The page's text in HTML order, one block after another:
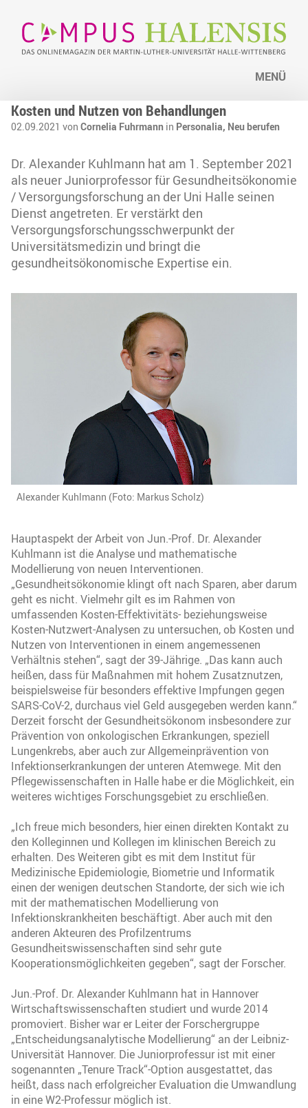
MENÜ
Kosten und Nutzen von Behandlungen
02.09.2021 von Cornelia Fuhrmann in Personalia, Neu berufen
Dr. Alexander Kuhlmann hat am 1. September 2021
als neuer Juniorprofessor für Gesundheitsökonomie
/ Versorgungsforschung an der Uni Halle seinen
Dienst angetreten. Er verstärkt den
Versorgungsforschungsschwerpunkt der
Universitätsmedizin und bringt die
gesundheitsökonomische Expertise ein.
Alexander Kuhlmann (Foto: Markus Scholz)
Hauptaspekt der Arbeit von Jun.-Prof. Dr. Alexander
Kuhlmann ist die Analyse und mathematische
Modellierung von neuen Interventionen.
„Gesundheitsökonomie klingt oft nach Sparen, aber darum
geht es nicht. Vielmehr gilt es im Rahmen von
umfassenden Kosten-Effektivitäts- beziehungsweise
Kosten-Nutzwert-Analysen zu untersuchen, ob Kosten und
Nutzen von Interventionen in einem angemessenen
Verhältnis stehen“, sagt der 39-Jährige. „Das kann auch
heißen, dass für Maßnahmen mit hohem Zusatznutzen,
beispielsweise für besonders effektive Impfungen gegen
SARS-CoV-2, durchaus viel Geld ausgegeben werden kann.“
Derzeit forscht der Gesundheitsökonom insbesondere zur
Prävention von onkologischen Erkrankungen, speziell
Lungenkrebs, aber auch zur Allgemeinprävention von
Infektionserkrankungen der unteren Atemwege. Mit den
Pflegewissenschaften in Halle habe er die Möglichkeit, ein
weiteres wichtiges Forschungsgebiet zu erschließen.
„Ich freue mich besonders, hier einen direkten Kontakt zu
den Kolleginnen und Kollegen im klinischen Bereich zu
erhalten. Des Weiteren gibt es mit dem Institut für
Medizinische Epidemiologie, Biometrie und Informatik
einen der wenigen deutschen Standorte, der sich wie ich
mit der mathematischen Modellierung von
Infektionskrankheiten beschäftigt. Aber auch mit den
anderen Akteuren des Profilzentrums
Gesundheitswissenschaften sind sehr gute
Kooperationsmöglichkeiten gegeben“, sagt der Forscher.
Jun.-Prof. Dr. Alexander Kuhlmann hat in Hannover
Wirtschaftswissenschaften studiert und wurde 2014
promoviert. Bisher war er Leiter der Forschergruppe
„Entscheidungsanalytische Modellierung“ an der Leibniz-
Universität Hannover. Die Juniorprofessur ist mit einer
sogenannten „Tenure Track“-Option ausgestattet, das
heißt, dass nach erfolgreicher Evaluation die Umwandlung
in eine W2-Professur möglich ist.